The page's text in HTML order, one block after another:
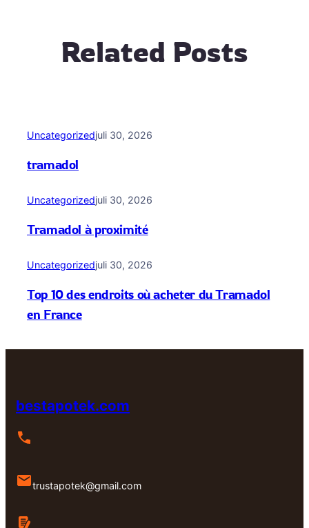
Related Posts
Uncategorizedjuli 30, 2026
tramadol
Uncategorizedjuli 30, 2026
Tramadol à proximité
Uncategorizedjuli 30, 2026
Top 10 des endroits où acheter du Tramadol
en France
bestapotek.com
trustapotek@gmail.com